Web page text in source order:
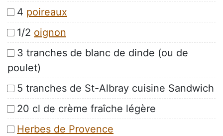
4 poireaux
1/2 oignon
3 tranches de blanc de dinde (ou de
poulet)
5 tranches de St-Albray cuisine Sandwich
20 cl de crème fraîche légère
Herbes de Provence